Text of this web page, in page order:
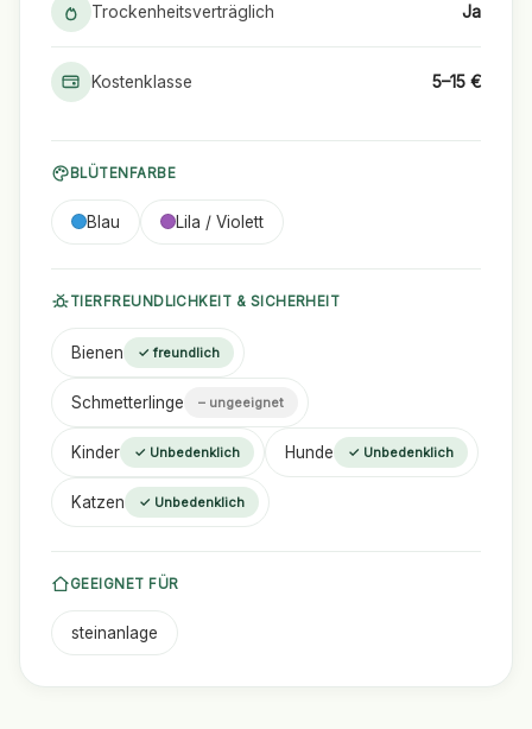
Trockenheitsverträglich Ja
Kostenklasse 5–15 €
BLÜTENFARBE
Blau Lila / Violett
TIERFREUNDLICHKEIT & SICHERHEIT
Bienen ✓ freundlich
Schmetterlinge – ungeeignet
Kinder ✓ Unbedenklich Hunde ✓ Unbedenklich
Katzen ✓ Unbedenklich
GEEIGNET FÜR
steinanlage